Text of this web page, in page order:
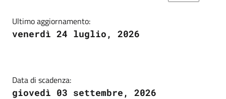
Ultimo aggiornamento:
venerdì 24 luglio, 2026
Data di scadenza:
giovedì 03 settembre, 2026